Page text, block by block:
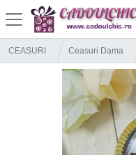
CEASURI Ceasuri Dama